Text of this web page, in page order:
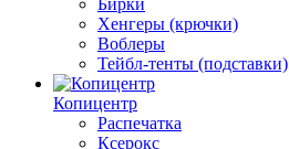
Бирки
Хенгеры (крючки)
Воблеры
Тейбл-тенты (подставки)
Копицентр
Распечатка
Ксерокс